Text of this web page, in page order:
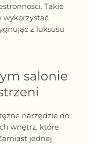
Takie
wykorzystać
z luksusu
salonie
narzędzie do
wnętrz, które
jednej